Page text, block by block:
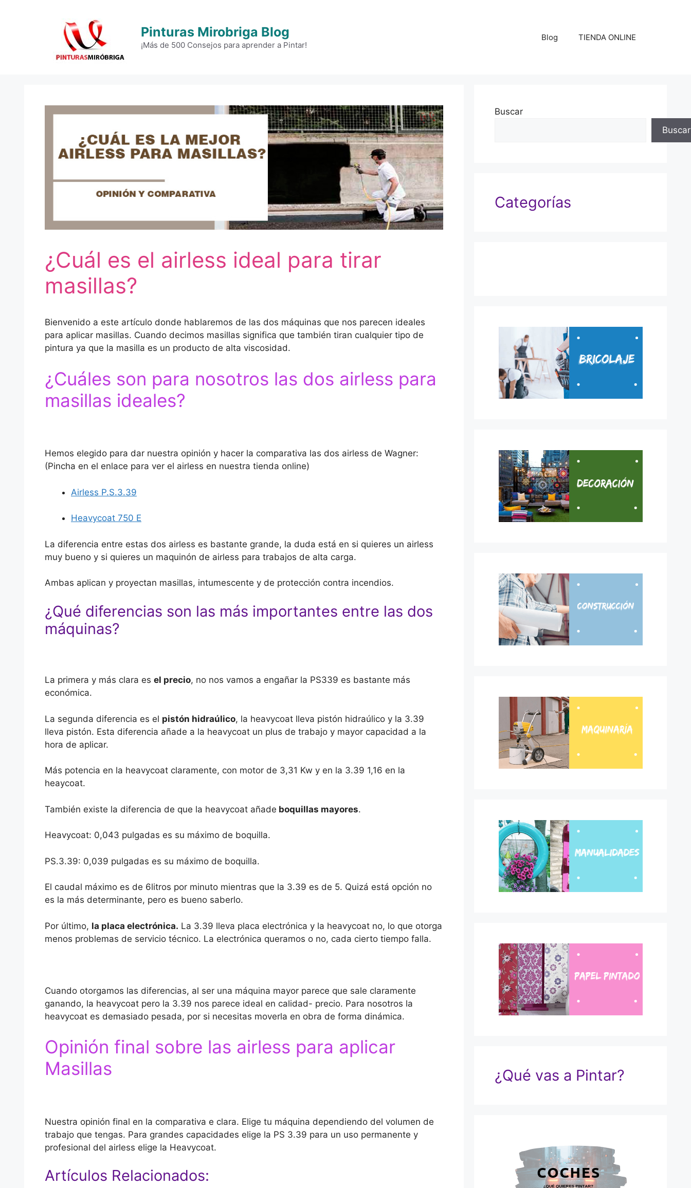
Pinturas Mirobriga Blog
¡Más de 500 Consejos para aprender a Pintar!
Blog TIENDA ONLINE
¿Cuál es el airless ideal para tirar
masillas?
Bienvenido a este artículo donde hablaremos de las dos máquinas que nos parecen ideales
para aplicar masillas. Cuando decimos masillas significa que también tiran cualquier tipo de
pintura ya que la masilla es un producto de alta viscosidad.
¿Cuáles son para nosotros las dos airless para
masillas ideales?
Hemos elegido para dar nuestra opinión y hacer la comparativa las dos airless de Wagner:
(Pincha en el enlace para ver el airless en nuestra tienda online)
Airless P.S.3.39
Heavycoat 750 E
La diferencia entre estas dos airless es bastante grande, la duda está en si quieres un airless
muy bueno y si quieres un maquinón de airless para trabajos de alta carga.
Ambas aplican y proyectan masillas, intumescente y de protección contra incendios.
¿Qué diferencias son las más importantes entre las dos
máquinas?
La primera y más clara es el precio, no nos vamos a engañar la PS339 es bastante más
económica.
La segunda diferencia es el pistón hidraúlico, la heavycoat lleva pistón hidraúlico y la 3.39
lleva pistón. Esta diferencia añade a la heavycoat un plus de trabajo y mayor capacidad a la
hora de aplicar.
Más potencia en la heavycoat claramente, con motor de 3,31 Kw y en la 3.39 1,16 en la
heaycoat.
También existe la diferencia de que la heavycoat añade boquillas mayores.
Heavycoat: 0,043 pulgadas es su máximo de boquilla.
PS.3.39: 0,039 pulgadas es su máximo de boquilla.
El caudal máximo es de 6litros por minuto mientras que la 3.39 es de 5. Quizá está opción no
es la más determinante, pero es bueno saberlo.
Por último, la placa electrónica. La 3.39 lleva placa electrónica y la heavycoat no, lo que otorga
menos problemas de servicio técnico. La electrónica queramos o no, cada cierto tiempo falla.
Cuando otorgamos las diferencias, al ser una máquina mayor parece que sale claramente
ganando, la heavycoat pero la 3.39 nos parece ideal en calidad- precio. Para nosotros la
heavycoat es demasiado pesada, por si necesitas moverla en obra de forma dinámica.
Opinión final sobre las airless para aplicar
Masillas
Nuestra opinión final en la comparativa e clara. Elige tu máquina dependiendo del volumen de
trabajo que tengas. Para grandes capacidades elige la PS 3.39 para un uso permanente y
profesional del airless elige la Heavycoat.
Artículos Relacionados:
Buscar
Buscar
Categorías
¿Qué vas a Pintar?